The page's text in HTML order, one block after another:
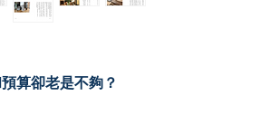
算卻老是不夠？